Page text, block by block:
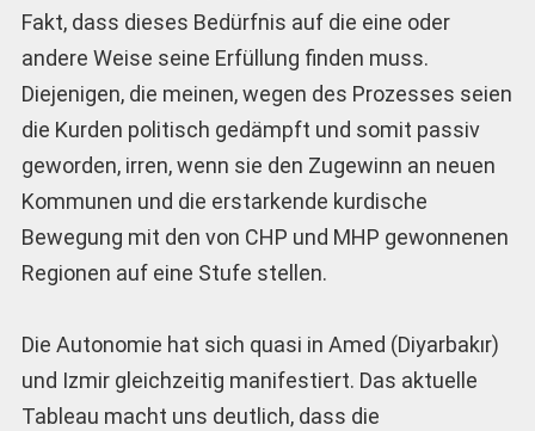
Fakt, dass dieses Bedürfnis auf die eine oder
andere Weise seine Erfüllung finden muss.
Diejenigen, die meinen, wegen des Prozesses seien
die Kurden politisch gedämpft und somit passiv
geworden, irren, wenn sie den Zugewinn an neuen
Kommunen und die erstarkende kurdische
Bewegung mit den von CHP und MHP gewonnenen
Regionen auf eine Stufe stellen.
Die Autonomie hat sich quasi in Amed (Diyarbakır)
und Izmir gleichzeitig manifestiert. Das aktuelle
Tableau macht uns deutlich, dass die